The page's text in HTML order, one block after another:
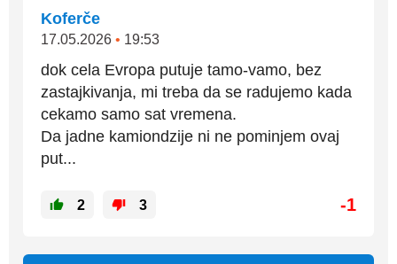
Koferče
17.05.2026 • 19:53
dok cela Evropa putuje tamo-vamo, bez
zastajkivanja, mi treba da se radujemo kada
cekamo samo sat vremena.
Da jadne kamiondzije ni ne pominjem ovaj
put...
2 3 -1